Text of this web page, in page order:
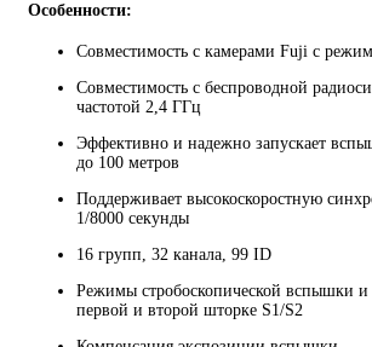
Особенности:
Совместимость с камерами Fuji с
Совместимость с беспроводной
частотой 2,4 ГГц
Эффективно и надежно запускает
до 100 метров
Поддерживает высокоскоростную
1/8000 секунды
16 групп, 32 канала, 99 ID
Режимы стробоскопической вспышки
первой и второй шторке S1/S2